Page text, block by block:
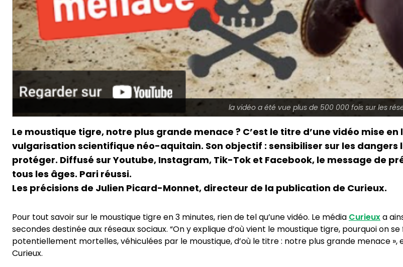
la vidéo a été vue plus de 500 000 fois sur les
Le moustique tigre, notre plus grande menace ? C’est le titre d’une vidéo mise
vulgarisation scientifique néo-aquitain. Son objectif : sensibiliser sur les dangers
protéger. Diffusé sur Youtube, Instagram, Tik-Tok et Facebook, le message de
tous les âges. Pari réussi.
Les précisions de Julien Picard-Monnet, directeur de la publication de Curieux.
Pour tout savoir sur le moustique tigre en 3 minutes, rien de tel qu’une vidéo. Le média Curieuxa
secondes destinée aux réseaux sociaux. “On y explique d’où vient le moustique tigre, pourquoi on
potentiellement mortelles, véhiculées par le moustique, d’où le titre : notre plus grande menace
Curieux.